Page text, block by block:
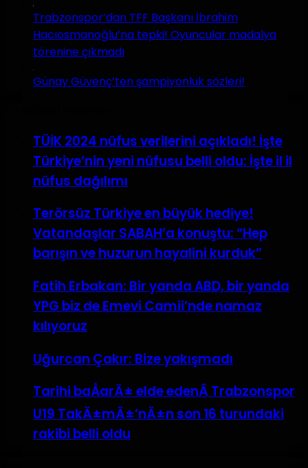
Trabzonspor’dan TFF Başkanı İbrahim
Hacıosmanoğlu’na tepki! Oyuncular madalya
törenine çıkmadı
Günay Güvenç’ten şampiyonluk sözleri!
TÜİK 2024 nüfus verilerini açıkladı! İşte
Türkiye’nin yeni nüfusu belli oldu: İşte il il
nüfus dağılımı
Terörsüz Türkiye en büyük hediye!
Vatandaşlar SABAH’a konuştu: “Hep
barışın ve huzurun hayalini kurduk”
Fatih Erbakan: Bir yanda ABD, bir yanda
YPG biz de Emevi Camii’nde namaz
kılıyoruz
Uğurcan Çakır: Bize yakışmadı
Tarihi baÅarÄ± elde edenÂ Trabzonspor
U19 TakÄ±mÄ±’nÄ±n son 16 turundaki
rakibi belli oldu